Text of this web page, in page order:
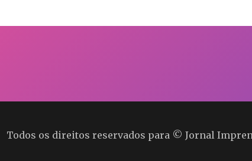
Todos os direitos reservados para © Jornal